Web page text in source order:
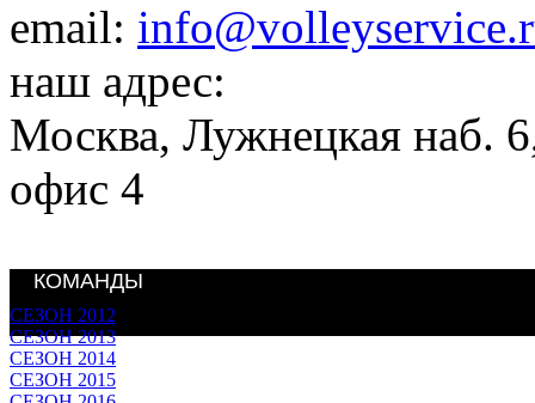
email:
наш адрес:
Москва, Лужнецкая наб.
офис 4
КОМАНДЫ
СЕЗОН 2012
СЕЗОН 2013
СЕЗОН 2014
СЕЗОН 2015